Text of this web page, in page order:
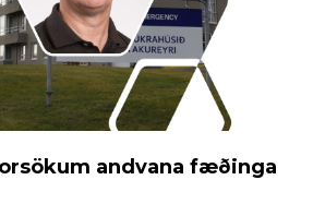
andvana fæðinga